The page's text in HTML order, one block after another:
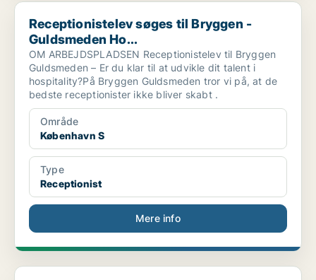
Receptionistelev søges til Bryggen - Guldsmeden Ho...
Receptionistelev søges til Bryggen -
Guldsmeden Ho...
OM ARBEJDSPLADSEN Receptionistelev til Bryggen
Guldsmeden – Er du klar til at udvikle dit talent i
hospitality?På Bryggen Guldsmeden tror vi på, at de
bedste receptionister ikke bliver skabt .
Område
København S
Type
Receptionist
Mere info
Receptionist med flair for service og salg – N’AGE...